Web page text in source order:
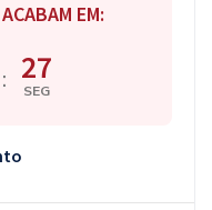
EM:
: 26
SEG